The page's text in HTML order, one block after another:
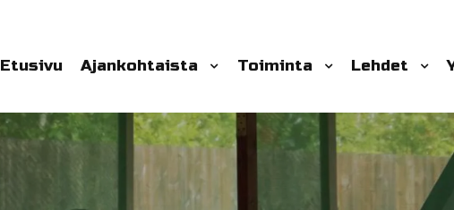
Etusivu Ajankohtaista Toiminta Lehdet